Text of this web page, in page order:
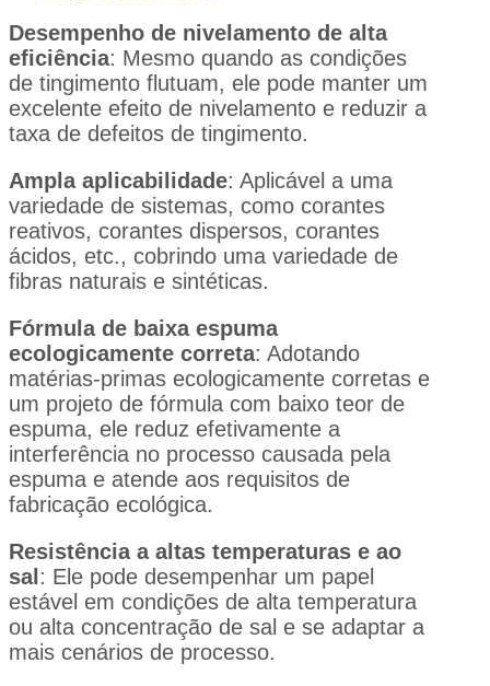
Desempenho de nivelamento de alta
eficiência: Mesmo quando as condições
de tingimento flutuam, ele pode manter um
excelente efeito de nivelamento e reduzir a
taxa de defeitos de tingimento.
Ampla aplicabilidade: Aplicável a uma
variedade de sistemas, como corantes
reativos, corantes dispersos, corantes
ácidos, etc., cobrindo uma variedade de
fibras naturais e sintéticas.
Fórmula de baixa espuma
ecologicamente correta: Adotando
matérias-primas ecologicamente corretas e
um projeto de fórmula com baixo teor de
espuma, ele reduz efetivamente a
interferência no processo causada pela
espuma e atende aos requisitos de
fabricação ecológica.
Resistência a altas temperaturas e ao
sal : Ele pode desempenhar um papel
estável em condições de alta temperatura
ou alta concentração de sal e se adaptar a
mais cenários de processo.